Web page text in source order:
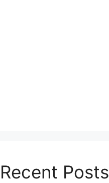
Recent Posts